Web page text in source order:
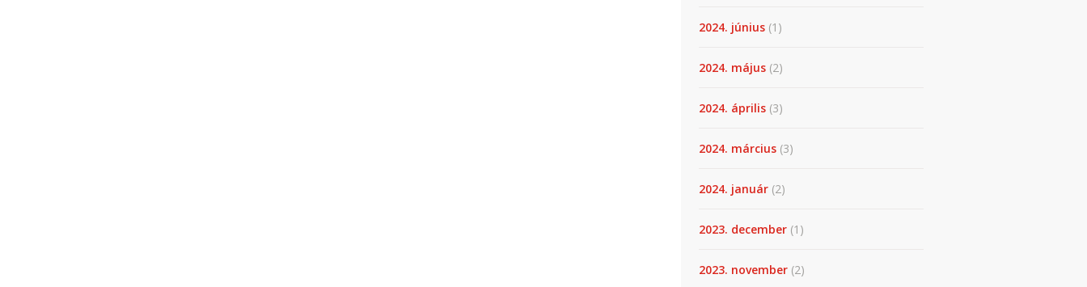
2024. június (1)
2024. május (2)
2024. április (3)
2024. március (3)
2024. január (2)
2023. december (1)
2023. november (2)